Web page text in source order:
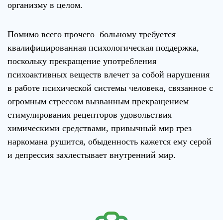
организму в целом.
Помимо всего прочего больному требуется
квалифицированная психологическая поддержка,
поскольку прекращение употребления
психоактивных веществ влечет за собой нарушения
в работе психической системы человека, связанное с
огромным стрессом вызванным прекращением
стимулирования рецепторов удовольствия
химическими средствами, привычный мир грез
наркомана рушится, обыденность кажется ему серой
и депрессия захлестывает внутренний мир.